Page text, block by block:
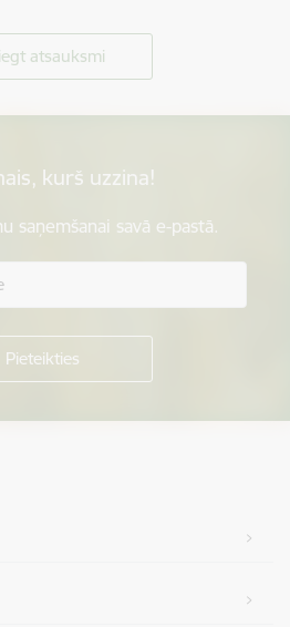
atsauksmi
kurš uzzina!
saņemšanai savā e-pastā.